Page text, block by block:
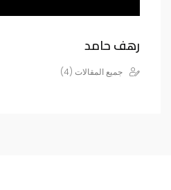
رهف حامد
جميع المقالات (4)